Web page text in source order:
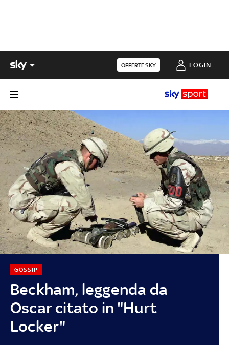
OFFERTE SKY LOGIN
Beckham, leggenda da
Oscar citato in "Hurt
Locker"
GOSSIP